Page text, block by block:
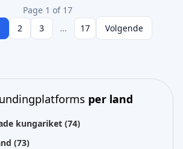
Page 1 of 17
2 3 ... 17 Volgende
per land
kungariket (74)
(73)